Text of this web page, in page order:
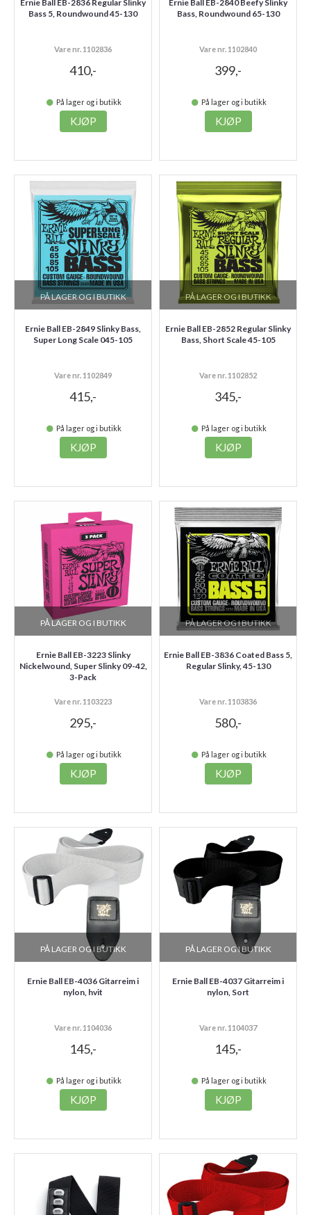
Ernie Ball EB-2836 Regular Slinky
Bass 5, Roundwound 45-130
Vare nr. 1102836
410,-
På lager og i butikk
KJØP
Ernie Ball EB-2840 Beefy Slinky
Bass, Roundwound 65-130
Vare nr. 1102840
399,-
På lager og i butikk
KJØP
PÅ LAGER OG I BUTIKK
Ernie Ball EB-2849 Slinky Bass,
Super Long Scale 045-105
Vare nr. 1102849
415,-
På lager og i butikk
KJØP
PÅ LAGER OG I BUTIKK
Ernie Ball EB-2852 Regular Slinky
Bass, Short Scale 45-105
Vare nr. 1102852
345,-
På lager og i butikk
KJØP
PÅ LAGER OG I BUTIKK
Ernie Ball EB-3223 Slinky
Nickelwound, Super Slinky 09-42,
3-Pack
Vare nr. 1103223
295,-
På lager og i butikk
KJØP
PÅ LAGER OG I BUTIKK
Ernie Ball EB-3836 Coated Bass 5,
Regular Slinky, 45-130
Vare nr. 1103836
580,-
På lager og i butikk
KJØP
PÅ LAGER OG I BUTIKK
Ernie Ball EB-4036 Gitarreim i
nylon, hvit
Vare nr. 1104036
145,-
På lager og i butikk
KJØP
PÅ LAGER OG I BUTIKK
Ernie Ball EB-4037 Gitarreim i
nylon, Sort
Vare nr. 1104037
145,-
På lager og i butikk
KJØP